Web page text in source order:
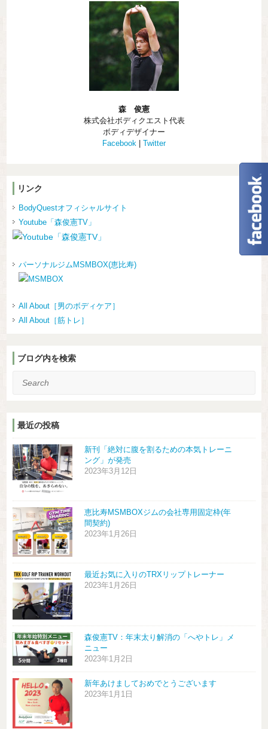
森 俊憲
株式会社ボディクエスト代表
ボディデザイナー
Facebook
Twitter
リンク
BodyQuestオフィシャルサイト
Youtube「森俊憲TV」
パーソナルジムMSMBOX(恵比寿)
All About［男のボディケア］
All About［筋トレ］
ブログ内を検索
Search
最近の投稿
新刊「絶対に腹を割るための本気トレーニ
ング」が発売
2023年3月12日
恵比寿MSMBOXジムの会社専用固定枠(年
間契約)
2023年1月26日
最近お気に入りのTRXリップトレーナー
2023年1月26日
森俊憲TV：年末太り解消の「へやトレ」メ
ニュー
2023年1月2日
新年あけましておめでとうございます
2023年1月1日